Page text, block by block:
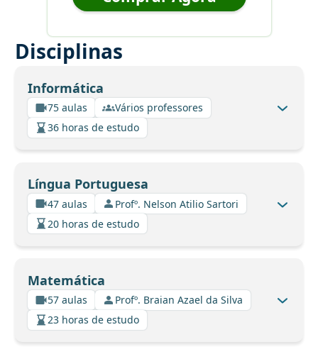
Disciplinas
Informática
75 aulas
Vários professores
36 horas de estudo
Língua Portuguesa
47 aulas
Profº. Nelson Atilio Sartori
20 horas de estudo
Matemática
57 aulas
Profº. Braian Azael da Silva
23 horas de estudo